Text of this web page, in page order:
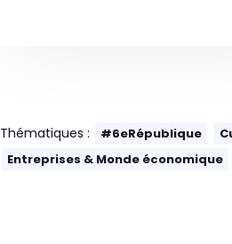
Thématiques : #6eRépublique
Entreprises & Monde économique